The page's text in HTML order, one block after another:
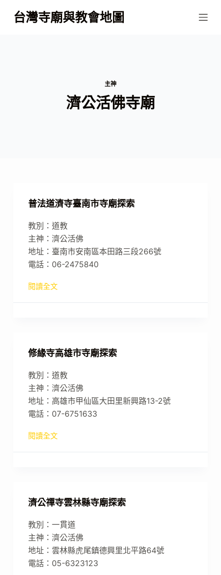
跳
至
台灣寺廟與教會地圖
主神
濟公活佛寺廟
普法道濟寺臺南市寺廟探索
教別：道教
主神：濟公活佛
地址：臺南市安南區本田路三段266號
電話：06-2475840
閱讀全文
修緣寺高雄市寺廟探索
教別：道教
主神：濟公活佛
地址：高雄市甲仙區大田里新興路13-2號
電話：07-6751633
閱讀全文
濟公禪寺雲林縣寺廟探索
教別：一貫道
主神：濟公活佛
地址：雲林縣虎尾鎮德興里北平路64號
電話：05-6323123